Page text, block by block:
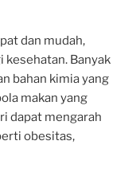
dan mudah,
Banyak
bahan kimia yang
makan yang
dapat mengarah
obesitas,